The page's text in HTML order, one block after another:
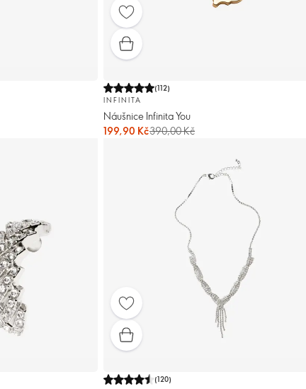
(112)
INFINITA
Náušnice Infinita You
199,90 Kč390,00 Kč
(120)